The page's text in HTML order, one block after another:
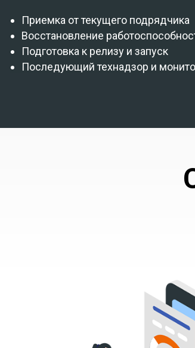
Приемка от текущего подрядчика
Восстановление
Подготовка к релизу и запуск
Последующий технадзор и